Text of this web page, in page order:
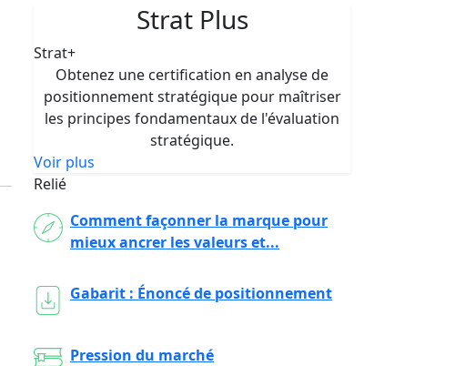
Strat Plus
Strat+
Obtenez une certification en analyse de
positionnement stratégique pour maîtriser
les principes fondamentaux de l'évaluation
stratégique.
Voir plus
Relié
Comment façonner la marque pour
mieux ancrer les valeurs et...
Gabarit : Énoncé de positionnement
Pression du marché